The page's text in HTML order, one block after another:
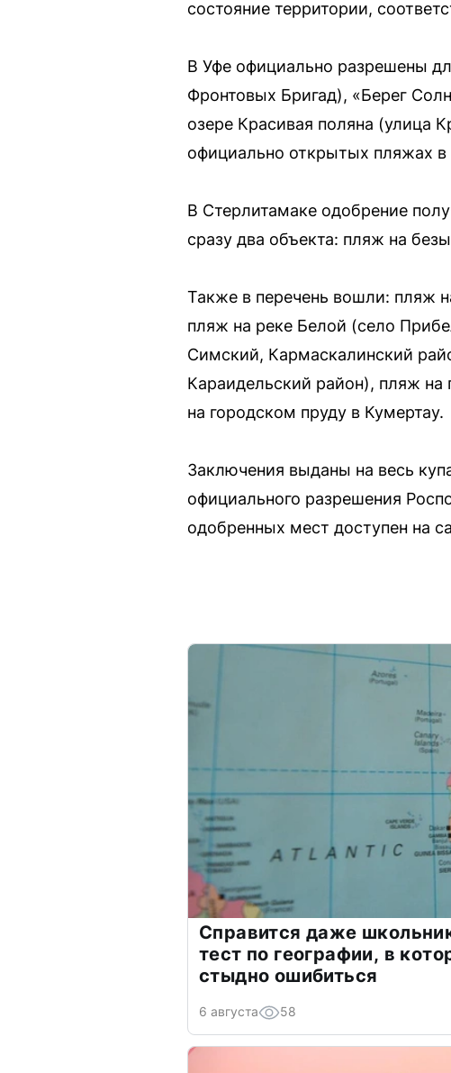
состояние территории,
В Уфе официально разрешены
Фронтовых Бригад), «Берег
озере Красивая поляна (улица
официально открытых пляжах
В Стерлитамаке одобрение
сразу два объекта: пляж на
Также в перечень вошли: пляж
пляж на реке Белой (село
Симский, Кармаскалинский
Караидельский район), пляж на
на городском пруду в Кумертау.
Заключения выданы на весь
официального разрешения
одобренных мест доступен на
Справится даже
тест по географии, в
стыдно ошибиться
6 августа 58